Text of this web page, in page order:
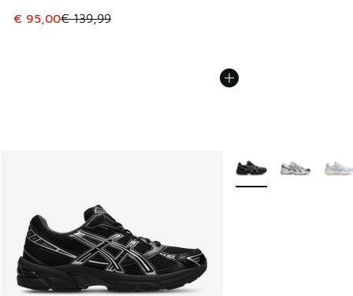
Dieser Artikel ist im Sale. Der Preis ist von € 139,99 auf €
€ 95,00€ 139,99
Weitere Farben